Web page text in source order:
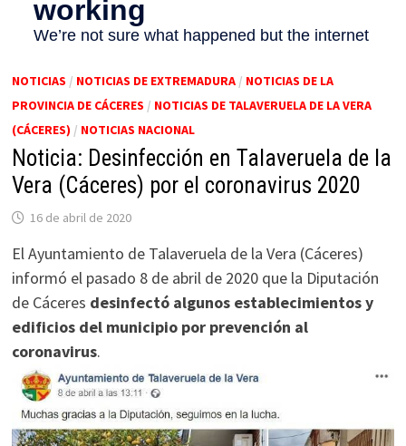
NOTICIAS / NOTICIAS DE EXTREMADURA/ NOTICIAS DE LA
PROVINCIA DE CÁCERES / NOTICIAS DE TALAVERUELA DE LA VERA
(CÁCERES) / NOTICIAS NACIONAL
Noticia: Desinfección en Talaveruela de la
Vera (Cáceres) por el coronavirus 2020
16 de abril de 2020
El Ayuntamiento de Talaveruela de la Vera (Cáceres)
informó el pasado 8 de abril de 2020 que la Diputación
de Cáceres desinfectó algunos establecimientos y
edificios del municipio por prevención al
coronavirus.